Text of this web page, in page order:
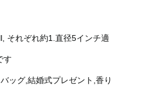
それぞれ約1.直径5インチ適
す
ッグ,結婚式プレゼント,香り